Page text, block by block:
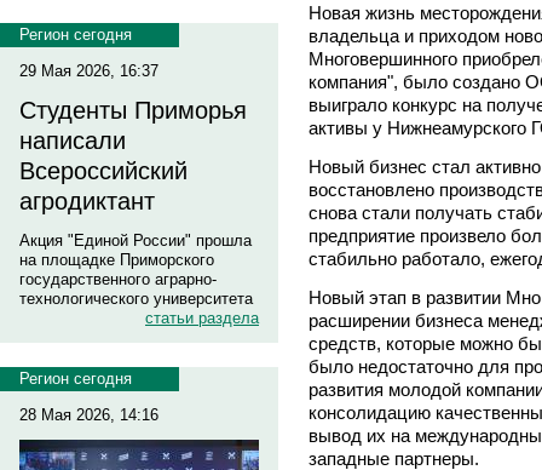
Регион сегодня
29 Мая 2026, 16:37
Студенты Приморья
написали
Всероссийский
агродиктант
Акция "Единой России" прошла
на площадке Приморского
государственного аграрно-
технологического университета
статьи раздела
Регион сегодня
28 Мая 2026, 14:16
Новая жизнь
владельца и приходом
Многовершинного
компания", было создано
выиграло конкурс на
активы у Нижнеамурского
Новый бизнес стал
восстановлено
снова стали получать
предприятие произвело
стабильно работало,
Новый этап в развитии
расширении бизнеса
средств, которые можно
было недостаточно для
развития молодой
консолидацию
вывод их на
западные партнеры.